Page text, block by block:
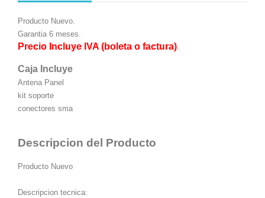
Producto Nuevo.
Garantia 6 meses.
Precio Incluye IVA (boleta o factura).
Caja Incluye
Antena Panel
kit soporte
conectores sma
Descripcion del Producto
Producto Nuevo
Descripcion tecnica: